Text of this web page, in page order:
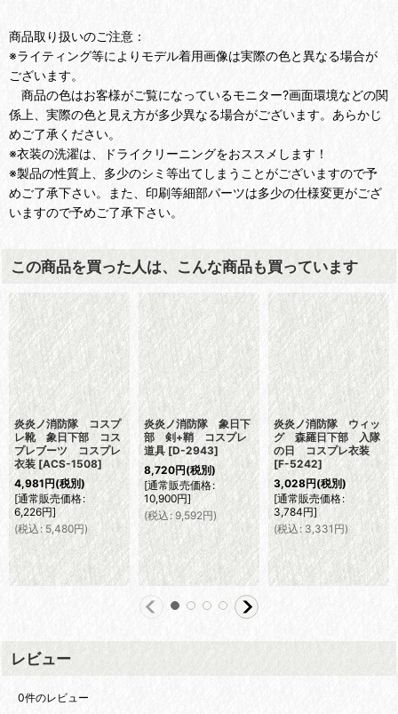
商品取り扱いのご注意：
※ライティング等によりモデル着用画像は実際の色と異なる場合が
ございます。
商品の色はお客様がご覧になっているモニター?画面環境などの関
係上、実際の色と見え方が多少異なる場合がございます。あらかじ
めご了承ください。
※衣装の洗濯は、ドライクリーニングをおススメします！
※製品の性質上、多少のシミ等出てしまうことがございますので予
めご了承下さい。また、印刷等細部パーツは多少の仕様変更がござ
いますので予めご了承下さい。
この商品を買った人は、こんな商品も買っています
炎炎ノ消防隊 コスプ
レ靴 象日下部 コス
プレブーツ コスプレ
衣装 [ACS-1508]
4,981円(税別)
[通常販売価格:
6,226円]
(税込: 5,480円)
炎炎ノ消防隊 象日下
部 剣+鞘 コスプレ
道具 [D-2943]
8,720円(税別)
[通常販売価格:
10,900円]
(税込: 9,592円)
炎炎ノ消防隊 ウィッ
グ 森羅日下部 入隊
の日 コスプレ衣装
[F-5242]
3,028円(税別)
[通常販売価格:
3,784円]
(税込: 3,331円)
レビュー
0件のレビュー